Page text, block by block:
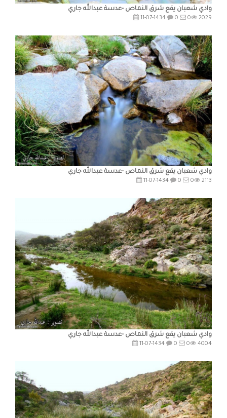
وادي شعبان يقع شرق النماص -عدسة عبدالله جاري
11-07-1434 0 0 2029
وادي شعبان يقع شرق النماص -عدسة عبدالله جاري
11-07-1434 0 0 2113
وادي شعبان يقع شرق النماص -عدسة عبدالله جاري
11-07-1434 0 0 4004